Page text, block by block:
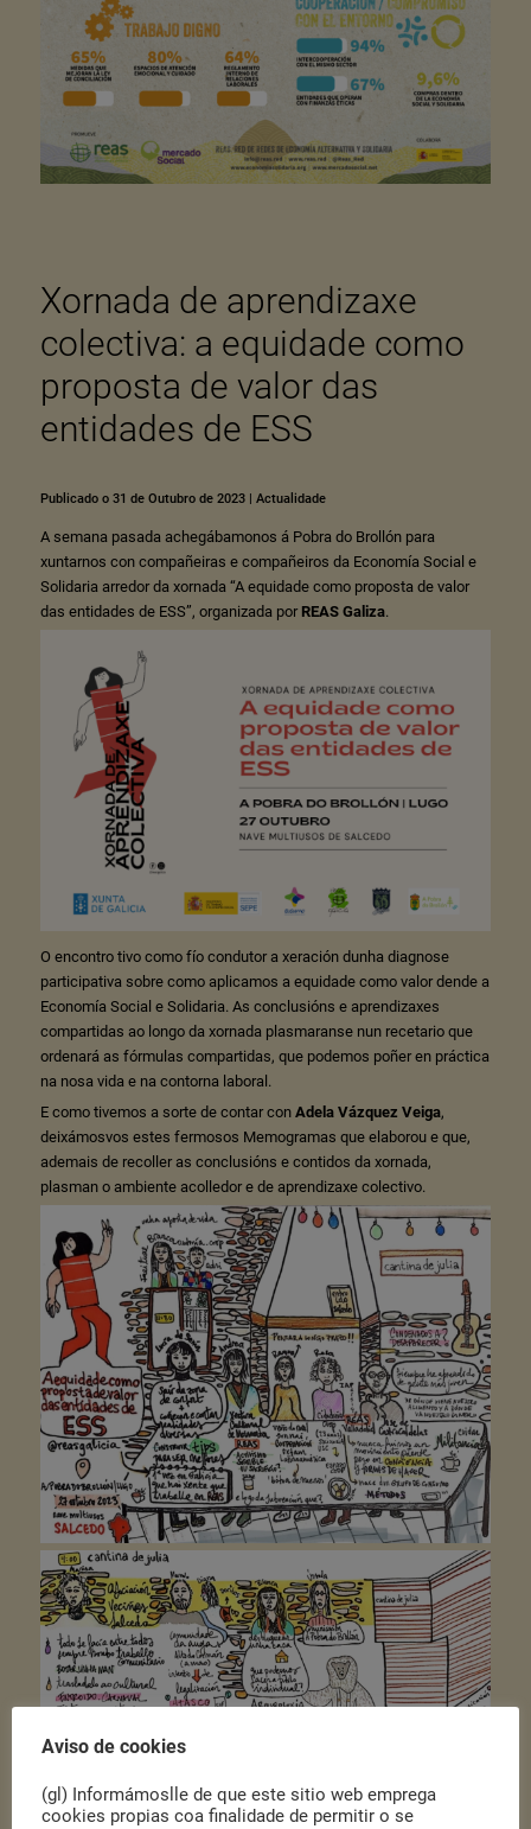
Xornada de aprendizaxe
colectiva: a equidade como
proposta de valor das
entidades de ESS
Publicado o 31 de Outubro de 2023| Actualidade
A semana pasada achegábamonos á Pobra do Brollón para
xuntarnos con compañeiras e compañeiros da Economía Social e
Solidaria arredor da xornada “A equidade como proposta de valor
das entidades de ESS”, organizada por REAS Galiza.
O encontro tivo como fío condutor a xeración dunha diagnose
participativa sobre como aplicamos a equidade como valor dende a
Economía Social e Solidaria. As conclusións e aprendizaxes
compartidas ao longo da xornada plasmaranse nun recetario que
ordenará as fórmulas compartidas, que podemos poñer en práctica
na nosa vida e na contorna laboral.
E como tivemos a sorte de contar con Adela Vázquez Veiga,
deixámosvos estes fermosos Memogramas que elaborou e que,
ademais de recoller as conclusións e contidos da xornada,
plasman o ambiente acolledor e de aprendizaxe colectivo.
Aviso de cookies
(gl) Informámoslle de que este sitio web emprega
cookies propias coa finalidade de permitir o se